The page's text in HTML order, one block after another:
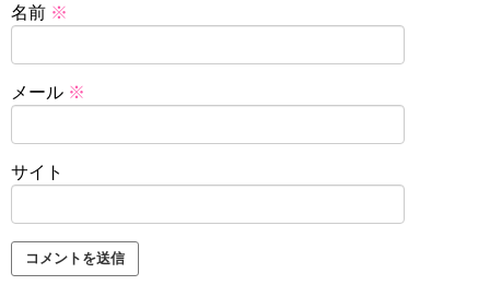
名前 ※
メール ※
サイト